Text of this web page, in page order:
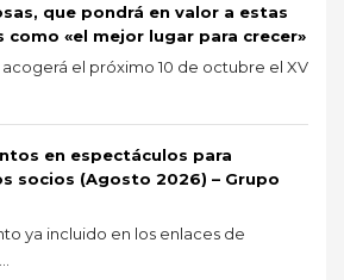
que pondrá en valor a estas
como «el mejor lugar para crecer»
el próximo 10 de octubre el XV
en espectáculos para
socios (Agosto 2026) – Grupo
ya incluido en los enlaces de